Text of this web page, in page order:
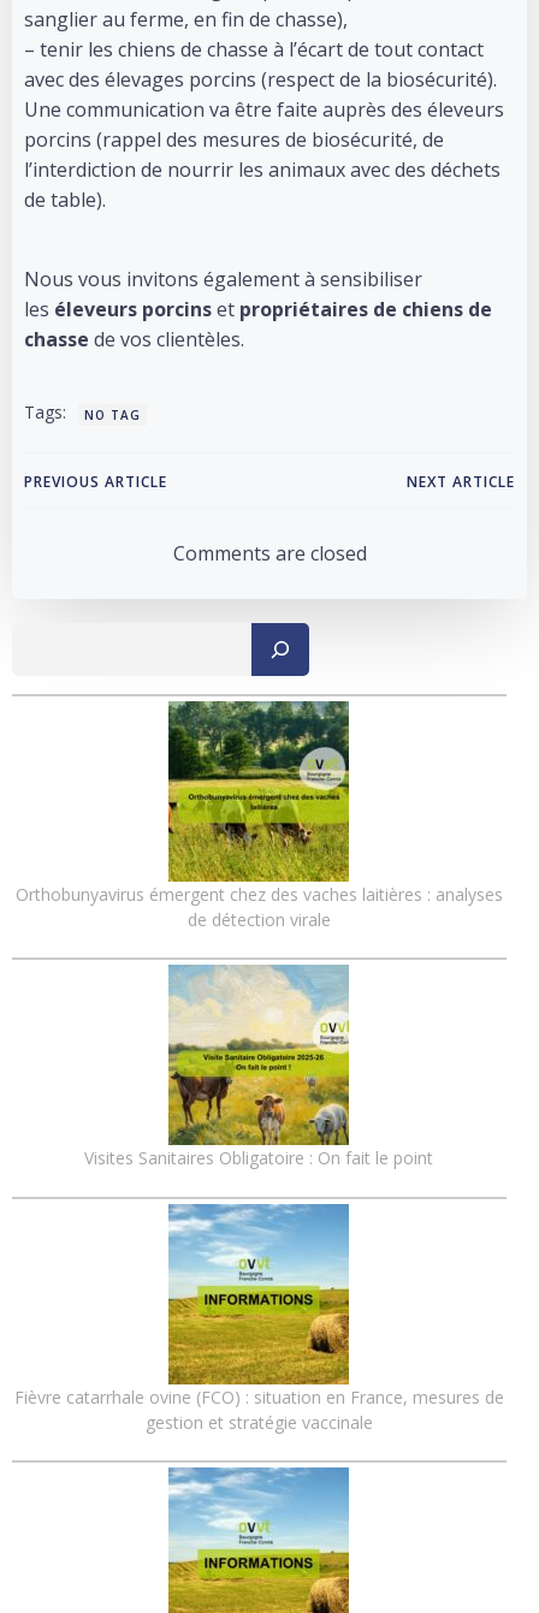
sanglier au ferme, en fin de chasse),
– tenir les chiens de chasse à l’écart de tout contact
avec des élevages porcins (respect de la biosécurité).
Une communication va être faite auprès des éleveurs
porcins (rappel des mesures de biosécurité, de
l’interdiction de nourrir les animaux avec des déchets
de table).
Nous vous invitons également à sensibiliser
les éleveurs porcinset propriétaires de chiens de
chasse de vos clientèles.
Tags: NO TAG
Post
navigation
PREVIOUS ARTICLE
navigation
NEXT ARTICLE
Comments are closed
Orthobunyavirus émergent chez des vaches laitières : analyses
de détection virale
Visites Sanitaires Obligatoire : On fait le point
Fièvre catarrhale ovine (FCO) : situation en France, mesures de
gestion et stratégie vaccinale